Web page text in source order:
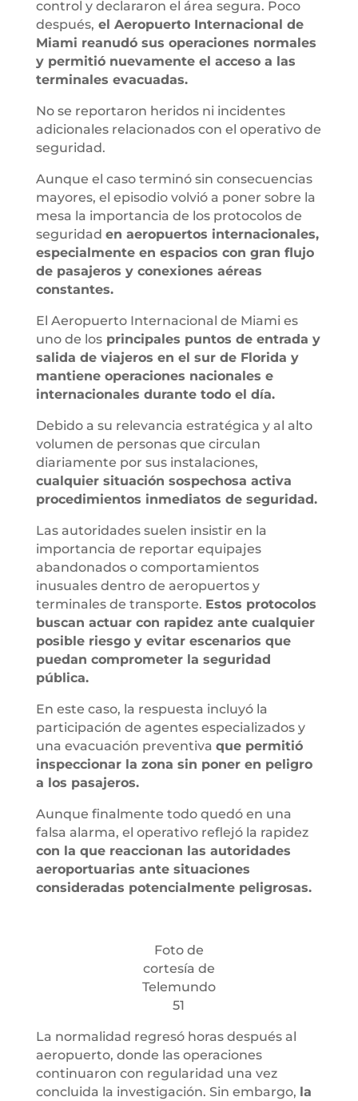
control y declararon el área segura. Poco
después, el Aeropuerto Internacional de
Miami reanudó sus operaciones normales
y permitió nuevamente el acceso a las
terminales evacuadas.
No se reportaron heridos ni incidentes
adicionales relacionados con el operativo de
seguridad.
Aunque el caso terminó sin consecuencias
mayores, el episodio volvió a poner sobre la
mesa la importancia de los protocolos de
seguridad en aeropuertos internacionales,
especialmente en espacios con gran flujo
de pasajeros y conexiones aéreas
constantes.
El Aeropuerto Internacional de Miami es
uno de losprincipales puntos de entrada y
salida de viajeros en el sur de Florida y
mantiene operaciones nacionales e
internacionales durante todo el día.
Debido a su relevancia estratégica y al alto
volumen de personas que circulan
diariamente por sus instalaciones,
cualquier situación sospechosa activa
procedimientos inmediatos de seguridad.
Las autoridades suelen insistir en la
importancia de reportar equipajes
abandonados o comportamientos
inusuales dentro de aeropuertos y
terminales de transporte. Estos protocolos
buscan actuar con rapidez ante cualquier
posible riesgo y evitar escenarios que
puedan comprometer la seguridad
pública.
En este caso, la respuesta incluyó la
participación de agentes especializados y
una evacuación preventiva que permitió
inspeccionar la zona sin poner en peligro
a los pasajeros.
Aunque finalmente todo quedó en una
falsa alarma, el operativo reflejó la rapidez
con la que reaccionan las autoridades
aeroportuarias ante situaciones
consideradas potencialmente peligrosas.
Foto de
cortesía de
Telemundo
51
La normalidad regresó horas después al
aeropuerto, donde las operaciones
continuaron con regularidad una vez
concluida la investigación. Sin embargo, la